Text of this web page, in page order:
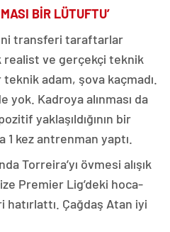
BİR LÜTUFTU’
transferi taraftarlar
realist ve gerçekçi teknik
adam, şova kaçmadı.
yok. Kadroya alınması da
yaklaşıldığının bir
kez antrenman yaptı.
Torreira’yı övmesi alışık
Premier Lig’deki hoca-
hatırlattı. Çağdaş Atan iyi